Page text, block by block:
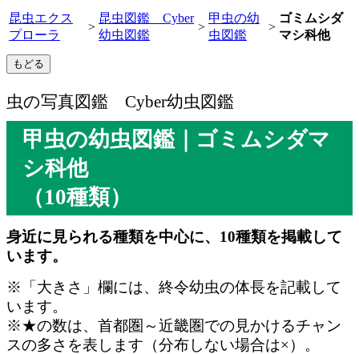
昆虫エクス
プローラ
>
昆虫図鑑 Cyber
幼虫図鑑
>
甲虫の幼
虫図鑑
>
ゴミムシダ
マシ科他
虫の写真図鑑 Cyber幼虫図鑑
甲虫の幼虫図鑑｜ゴミムシダマ
シ科他
（10種類）
身近に見られる種類を中心に、10種類を掲載して
います。
※「大きさ」欄には、終令幼虫の体長を記載して
います。
※★の数は、首都圏～近畿圏での見かけるチャン
スの多さを表します（分布しない場合は×）。